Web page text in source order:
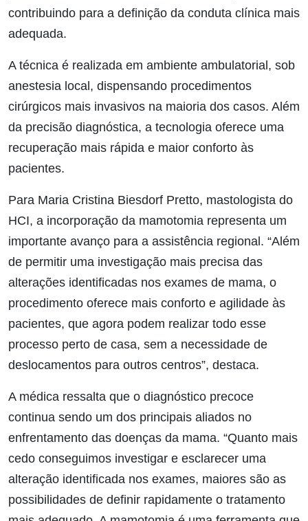
contribuindo para a definição da conduta clínica mais
adequada.
A técnica é realizada em ambiente ambulatorial, sob
anestesia local, dispensando procedimentos
cirúrgicos mais invasivos na maioria dos casos. Além
da precisão diagnóstica, a tecnologia oferece uma
recuperação mais rápida e maior conforto às
pacientes.
Para Maria Cristina Biesdorf Pretto, mastologista do
HCI, a incorporação da mamotomia representa um
importante avanço para a assistência regional. “Além
de permitir uma investigação mais precisa das
alterações identificadas nos exames de mama, o
procedimento oferece mais conforto e agilidade às
pacientes, que agora podem realizar todo esse
processo perto de casa, sem a necessidade de
deslocamentos para outros centros”, destaca.
A médica ressalta que o diagnóstico precoce
continua sendo um dos principais aliados no
enfrentamento das doenças da mama. “Quanto mais
cedo conseguimos investigar e esclarecer uma
alteração identificada nos exames, maiores são as
possibilidades de definir rapidamente o tratamento